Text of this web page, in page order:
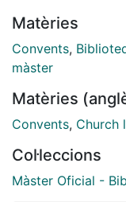
perquè les
àmbit tinguin una
investigacions.
https://doi.org/
Matèries
Convents,
màster
Matèries
Convents, Church
Col·leccions
Màster Oficial -